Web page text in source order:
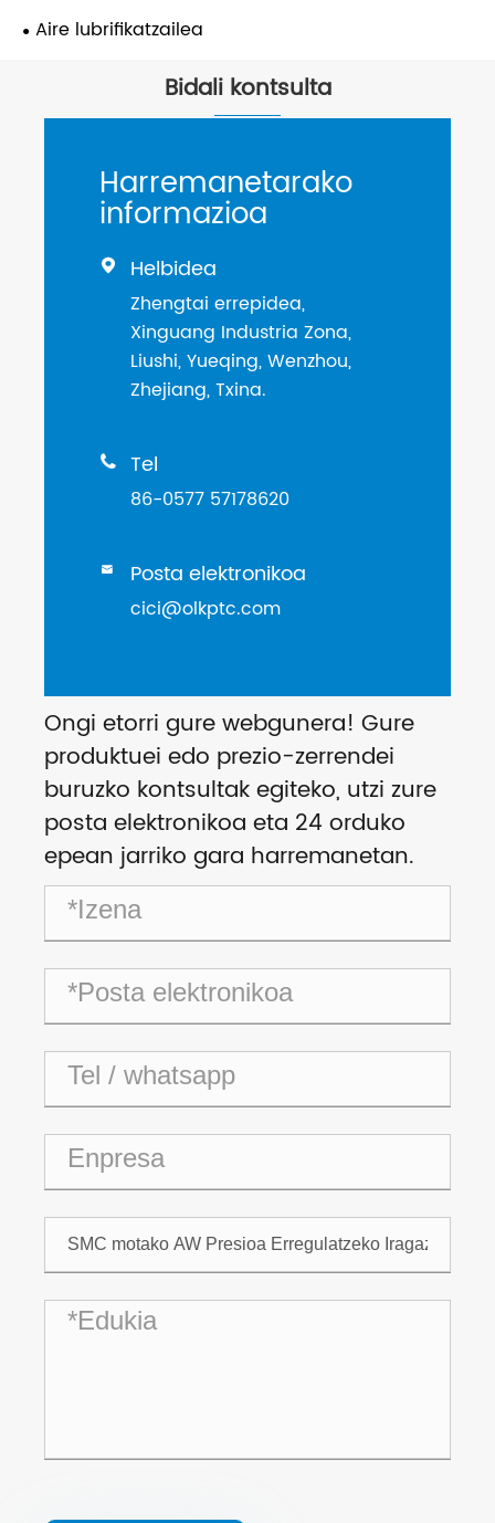
Aire lubrifikatzailea
Bidali kontsulta
Harremanetarako
informazioa
 Helbidea
Zhengtai errepidea,
Xinguang Industria Zona,
Liushi, Yueqing, Wenzhou,
Zhejiang, Txina.
 Tel
86-0577 57178620
 Posta elektronikoa
cici@olkptc.com
Ongi etorri gure webgunera! Gure
produktuei edo prezio-zerrendei
buruzko kontsultak egiteko, utzi zure
posta elektronikoa eta 24 orduko
epean jarriko gara harremanetan.